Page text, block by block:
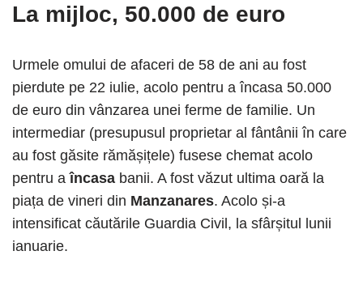
La mijloc, 50.000 de euro
Urmele omului de afaceri de 58 de ani au fost
pierdute pe 22 iulie, acolo pentru a încasa 50.000
de euro din vânzarea unei ferme de familie. Un
intermediar (presupusul proprietar al fântânii în care
au fost găsite rămășițele) fusese chemat acolo
pentru aîncasa banii. A fost văzut ultima oară la
piața de vineri din Manzanares. Acolo și-a
intensificat căutările Guardia Civil, la sfârșitul lunii
ianuarie.